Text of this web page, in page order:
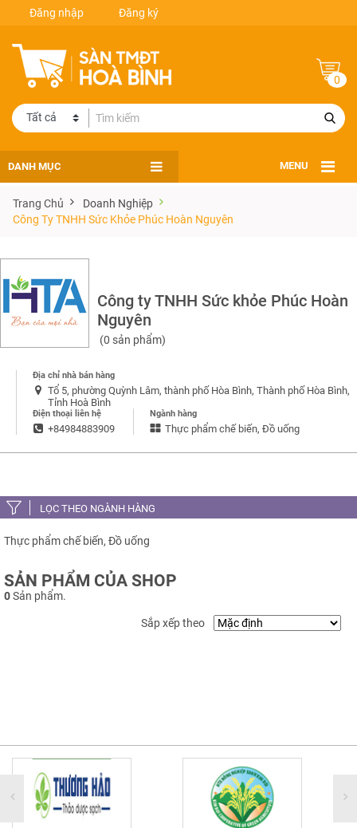
Đăng nhập Đăng ký
0
DANH MỤC MENU
Trang Chủ
Doanh Nghiệp
Công Ty TNHH Sức Khỏe Phúc Hoàn Nguyên
Công ty TNHH Sức khỏe Phúc Hoàn
Nguyên
(0 sản phẩm)
Địa chỉ nhà bán hàng
Tổ 5, phường Quỳnh Lâm, thành phố Hòa Bình, Thành phố Hòa Bình,
Tỉnh Hoà Bình
Điện thoại liên hệ
+84984883909
Ngành hàng
Thực phẩm chế biến, Đồ uống
LỌC THEO NGÀNH HÀNG
Thực phẩm chế biến, Đồ uống
SẢN PHẨM CỦA SHOP
0Sản phẩm.
Sắp xếp theo